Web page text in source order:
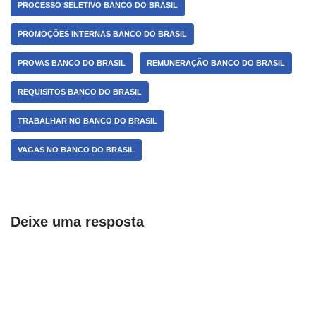
PROCESSO SELETIVO BANCO DO BRASIL
PROMOÇÕES INTERNAS BANCO DO BRASIL
PROVAS BANCO DO BRASIL REMUNERAÇÃO BANCO DO BRASIL
REQUISITOS BANCO DO BRASIL
TRABALHAR NO BANCO DO BRASIL
VAGAS NO BANCO DO BRASIL
Deixe uma resposta